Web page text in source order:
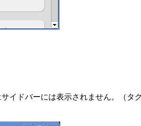
イドバーには表示されません。（タ